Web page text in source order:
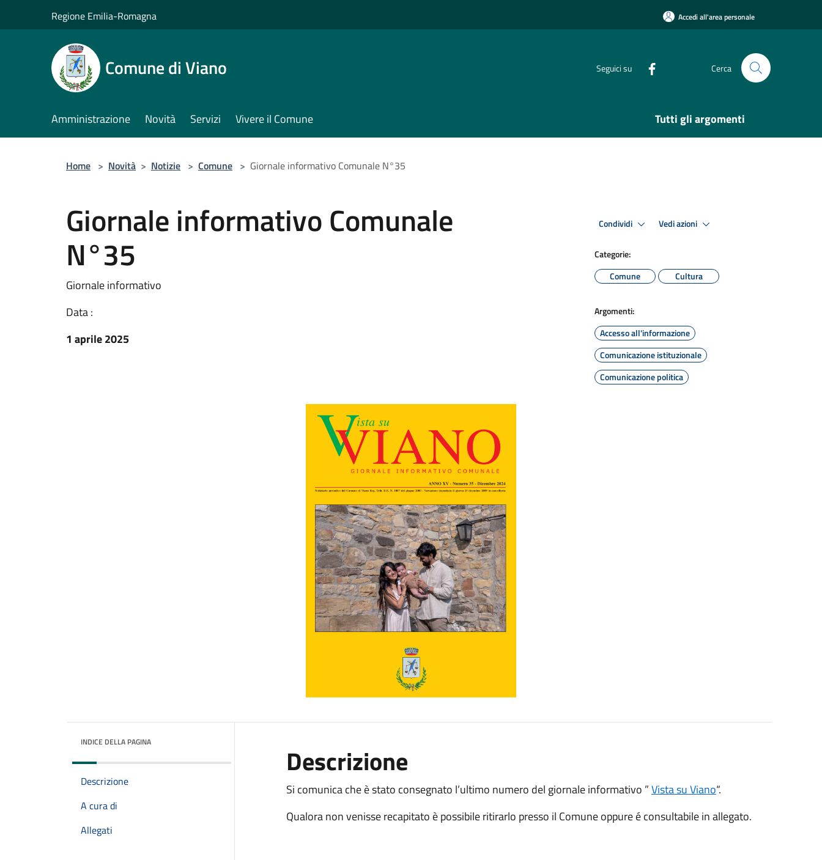
Regione Emilia-Romagna Accedi all'area personale
Comune di Viano Seguici su Cerca
Amministrazione Novità Servizi Vivere il Comune Tutti gli argomenti
Home > Novità > Notizie > Comune > Giornale informativo Comunale N°35
Giornale informativo Comunale
N°35
Giornale informativo
Data :
1 aprile 2025
Condividi Vedi azioni
Categorie:
Comune
Cultura
Argomenti:
Accesso all'informazione
Comunicazione istituzionale
Comunicazione politica
INDICE DELLA PAGINA
Descrizione
A cura di
Allegati
Descrizione
Si comunica che è stato consegnato l’ultimo numero del giornale informativo ”Vista su Viano“.
Qualora non venisse recapitato è possibile ritirarlo presso il Comune oppure é consultabile in allegato.